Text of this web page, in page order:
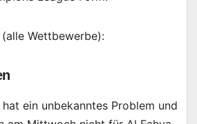
Wettbewerbe):
hat ein unbekanntes Problem und